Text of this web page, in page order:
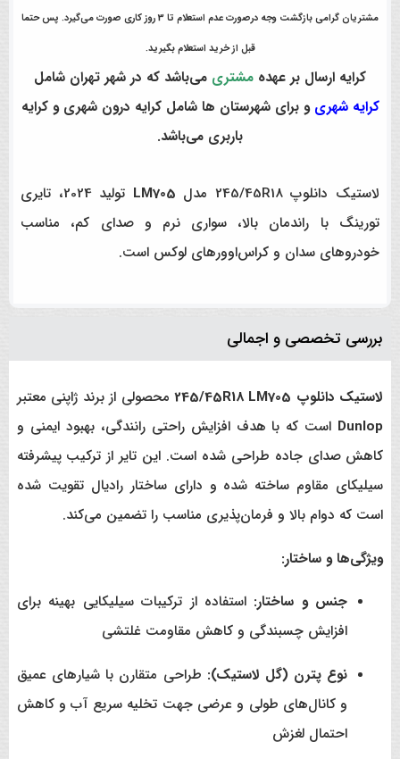
مشتریان گرامی بازگشت وجه درصورت عدم استعلام تا 3 روز کاری صورت می‌گیرد. پس حتما
قبل از خرید استعلام بگیرید.
کرایه ارسال بر عهده مشتری می‌باشد که در شهر تهران شامل
کرایه شهری و برای شهرستان ها شامل کرایه درون شهری و کرایه
باربری می‌باشد.
لاستیک دانلوپ 245/45R18 مدل LM705
تولید 2024، تایری
تورینگ با راندمان بالا، سواری نرم و صدای کم، مناسب
خودروهای سدان و کراس‌اوورهای لوکس است.
بررسی تخصصی و اجمالی
لاستیک دانلوپ 245/45R18 LM705
محصولی از برند ژاپنی معتبر
Dunlop است که با هدف افزایش راحتی رانندگی، بهبود ایمنی و
کاهش صدای جاده طراحی شده است. این تایر از ترکیب پیشرفته
سیلیکای مقاوم ساخته شده و دارای ساختار رادیال تقویت شده
است که دوام بالا و فرمان‌پذیری مناسب را تضمین می‌کند.
ویژگی‌ها و ساختار:
جنس و ساختار: استفاده از ترکیبات سیلیکایی بهینه برای
افزایش چسبندگی و کاهش مقاومت غلتشی
نوع پترن (گل لاستیک): طراحی متقارن با شیارهای عمیق
و کانال‌های طولی و عرضی جهت تخلیه سریع آب و کاهش
احتمال لغزش